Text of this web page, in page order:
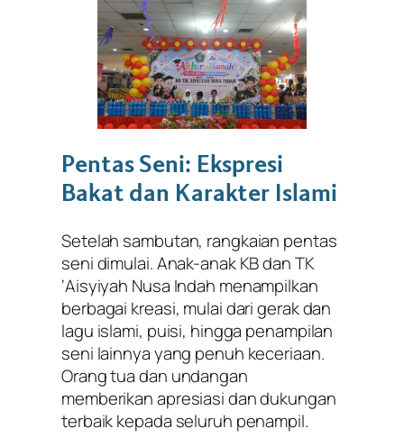
Pentas Seni: Ekspresi
Bakat dan Karakter Islami
Setelah sambutan, rangkaian pentas
seni dimulai. Anak-anak KB dan TK
‘Aisyiyah Nusa Indah menampilkan
berbagai kreasi, mulai dari gerak dan
lagu islami, puisi, hingga penampilan
seni lainnya yang penuh keceriaan.
Orang tua dan undangan
memberikan apresiasi dan dukungan
terbaik kepada seluruh penampil.